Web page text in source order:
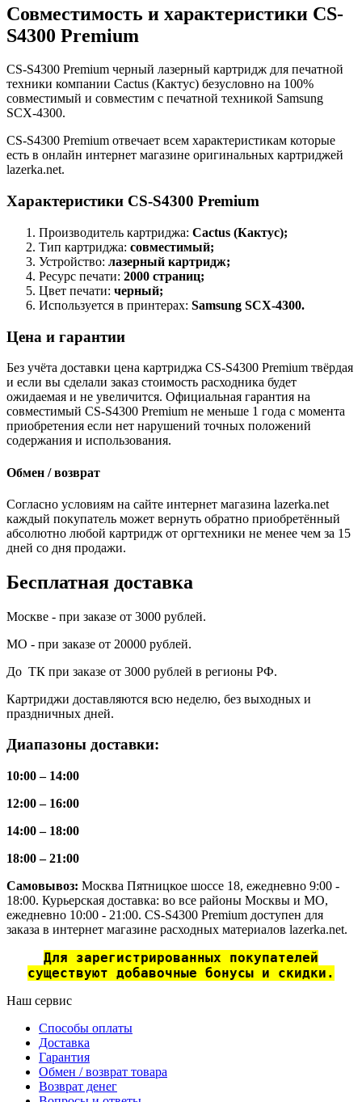
Совместимость и характеристики CS-
S4300 Premium
CS-S4300 Premium черный лазерный картридж для печатной
техники компании Cactus (Кактус) безусловно на 100%
совместимый и совместим с печатной техникой Samsung
SCX-4300.
CS-S4300 Premium отвечает всем характеристикам которые
есть в онлайн интернет магазине оригинальных картриджей
lazerka.net.
Характеристики CS-S4300 Premium
Производитель картриджа: Cactus (Кактус);
Тип картриджа: совместимый;
Устройство: лазерный картридж;
Ресурс печати: 2000 страниц;
Цвет печати: черный;
Используется в принтерах: Samsung SCX-4300.
Цена и гарантии
Без учёта доставки цена картриджа CS-S4300 Premium твёрдая
и если вы сделали заказ стоимость расходника будет
ожидаемая и не увеличится. Официальная гарантия на
совместимый CS-S4300 Premium не меньше 1 года с момента
приобретения если нет нарушений точных положений
содержания и использования.
Обмен / возврат
Согласно условиям на сайте интернет магазина lazerka.net
каждый покупатель может вернуть обратно приобретённый
абсолютно любой картридж от оргтехники не менее чем за 15
дней со дня продажи.
Бесплатная доставка
Москве - при заказе от 3000 рублей.
МО - при заказе от 20000 рублей.
До ТК при заказе от 3000 рублей в регионы РФ.
Картриджи доставляются всю неделю, без выходных и
праздничных дней.
Диапазоны доставки:
10:00 – 14:00
12:00 – 16:00
14:00 – 18:00
18:00 – 21:00
Самовывоз: Москва Пятницкое шоссе 18, ежедневно 9:00 -
18:00. Курьерская доставка: во все районы Москвы и МО,
ежедневно 10:00 - 21:00. CS-S4300 Premium доступен для
заказа в интернет магазине расходных материалов lazerka.net.
Для зарегистрированных покупателей
существуют добавочные бонусы и скидки.
Наш сервис
Способы оплаты
Доставка
Гарантия
Обмен / возврат товара
Возврат денег